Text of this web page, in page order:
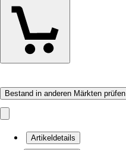
Bestand in anderen Märkten prüfen
Artikeldetails